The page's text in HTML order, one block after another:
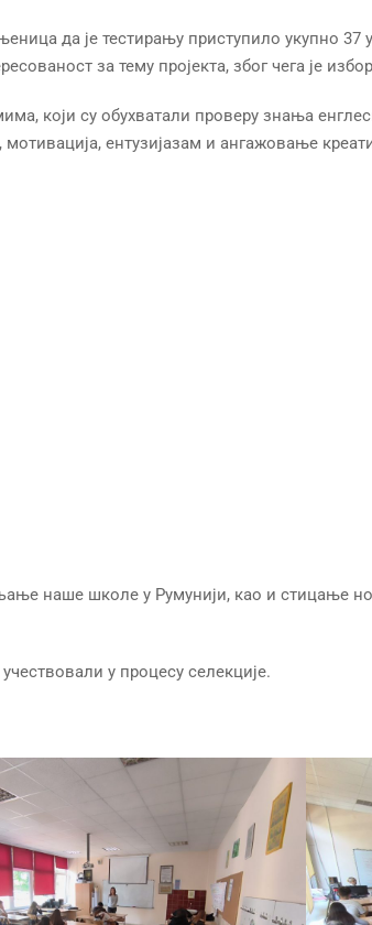
да је тестирању приступило укупно
за тему пројекта, због чега је
који су обухватали проверу знања
ентузијазам и ангажовање
наше школе у Румунији, као и стицање
у процесу селекције.